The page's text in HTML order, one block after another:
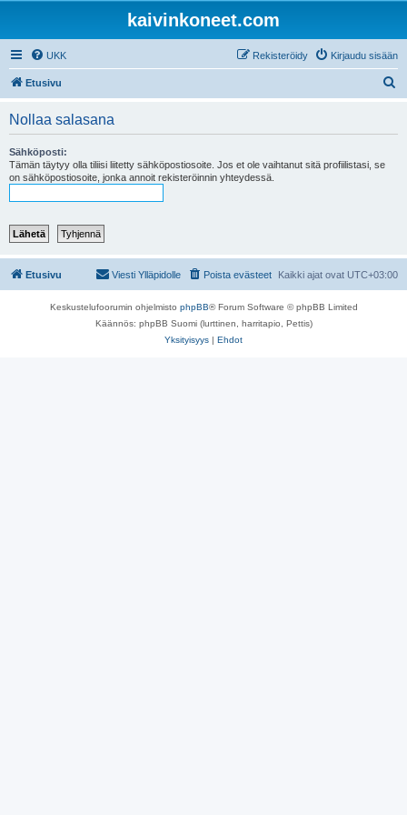
kaivinkoneet.com
UKK Kirjaudu sisään
Rekisteröidy
Etusivu
Nollaa salasana
Sähköposti:
Tämän täytyy olla tiliisi liitetty sähköpostiosoite. Jos et ole vaihtanut sitä profiilistasi, se
on sähköpostiosoite, jonka annoit rekisteröinnin yhteydessä.
Etusivu Kaikki ajat ovat UTC+03:00
Poista evästeet
Viesti Ylläpidolle
Keskustelufoorumin ohjelmisto phpBB® Forum Software © phpBB Limited
Käännös: phpBB Suomi (lurttinen, harritapio, Pettis)
Yksityisyys | Ehdot